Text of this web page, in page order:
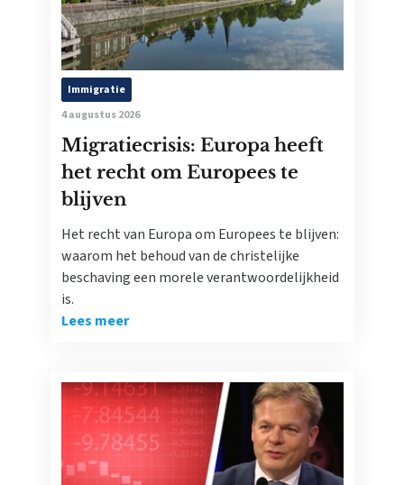
Immigratie
4 augustus 2026
Migratiecrisis: Europa heeft
het recht om Europees te
blijven
Het recht van Europa om Europees te blijven:
waarom het behoud van de christelijke
beschaving een morele verantwoordelijkheid
is.
Lees meer